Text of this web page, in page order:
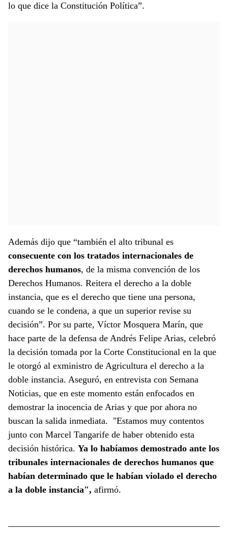
lo que dice la Constitución Política”.
Además dijo que “también el alto tribunal es
consecuente con los tratados internacionales de
derechos humanos, de la misma convención de los
Derechos Humanos. Reitera el derecho a la doble
instancia, que es el derecho que tiene una persona,
cuando se le condena, a que un superior revise su
decisión”. Por su parte, Víctor Mosquera Marín, que
hace parte de la defensa de Andrés Felipe Arias, celebró
la decisión tomada por la Corte Constitucional en la que
le otorgó al exministro de Agricultura el derecho a la
doble instancia. Aseguró, en entrevista con Semana
Noticias, que en este momento están enfocados en
demostrar la inocencia de Arias y que por ahora no
buscan la salida inmediata. "Estamos muy contentos
junto con Marcel Tangarife de haber obtenido esta
decisión histórica. Ya lo habíamos demostrado ante los
tribunales internacionales de derechos humanos que
habían determinado que le habían violado el derecho
a la doble instancia", afirmó.